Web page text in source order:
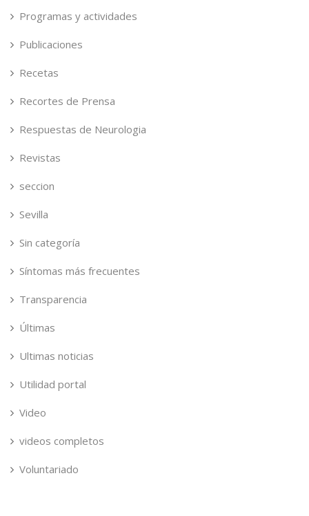
Programas y actividades
Publicaciones
Recetas
Recortes de Prensa
Respuestas de Neurologia
Revistas
seccion
Sevilla
Sin categoría
Síntomas más frecuentes
Transparencia
Últimas
Ultimas noticias
Utilidad portal
Video
videos completos
Voluntariado